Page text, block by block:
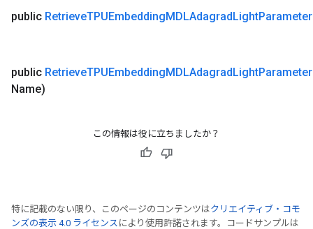
public RetrieveTPUEmbeddingMDLAdagradLight
public RetrieveTPUEmbeddingMDLAdagradLight
Name)
この情報は役に立ちましたか？
特に記載のない限り、このページのコンテンツはクリエイティブ・コモ
ンズの表示 4.0 ライセンス により使用許諾されます。コードサンプルは